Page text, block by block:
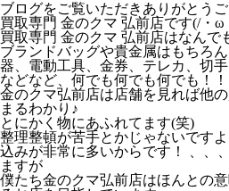
ブログをご覧いただきありがとうご
買取専門 金のクマ 弘前店です(/・ω
買取専門 金のクマ 弘前店はなんで
ブランドバッグや貴金属はもちろ
器、電動工具、金券、テレカ、切手
などなど、何でも何でも何でも！
金のクマ弘前店は店舗を見れば他
まるわかり♪
とにかく物にあふれてます(笑)
整理整頓が苦手とかじゃないです
込みが非常に多いからです！ 、、
ますが
僕たち金のクマ弘前店はほんとの